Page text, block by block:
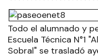
Todo el alumnado y
Escuela Técnica N°1
Sobral" se trasladó